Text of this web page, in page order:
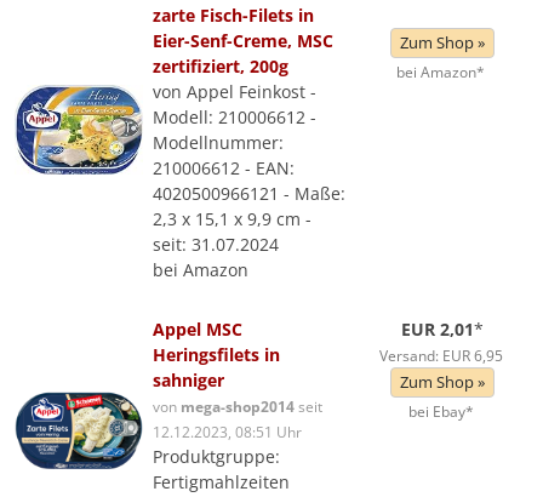
zarte Fisch-Filets in
Eier-Senf-Creme, MSC
zertifiziert, 200g
von Appel Feinkost -
Modell: 210006612 -
Modellnummer:
210006612 - EAN:
4020500966121 - Maße:
2,3 x 15,1 x 9,9 cm -
seit: 31.07.2024
bei Amazon
Zum Shop »
bei Amazon*
Appel MSC
Heringsfilets in
sahniger
von mega-shop2014seit
12.12.2023, 08:51 Uhr
Produktgruppe:
Fertigmahlzeiten
EUR 2,01*
Versand: EUR 6,95
Zum Shop »
bei Ebay*